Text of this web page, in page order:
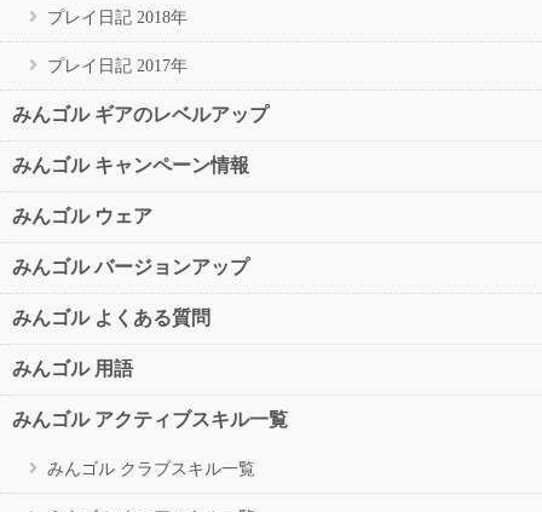
プレイ日記 2018年
プレイ日記 2017年
みんゴル ギアのレベルアップ
みんゴル キャンペーン情報
みんゴル ウェア
みんゴル バージョンアップ
みんゴル よくある質問
みんゴル 用語
みんゴル アクティブスキル一覧
みんゴル クラブスキル一覧